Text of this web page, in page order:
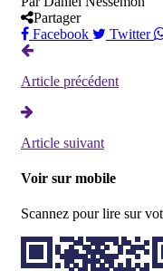
Partager
Facebook
Twitter
Article précédent
Article suivant
Voir sur mobile
Scannez pour lire sur